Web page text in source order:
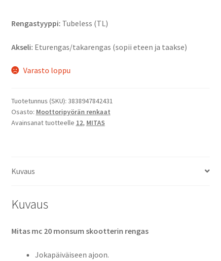
Rengastyyppi: Tubeless (TL)
Akseli: Eturengas/takarengas (sopii eteen ja taakse)
Varasto loppu
Tuotetunnus (SKU): 3838947842431
Osasto: Moottoripyörän renkaat
Avainsanat tuotteelle 12, MITAS
Kuvaus
Kuvaus
Mitas mc 20 monsum skootterin rengas
Jokapäiväiseen ajoon.